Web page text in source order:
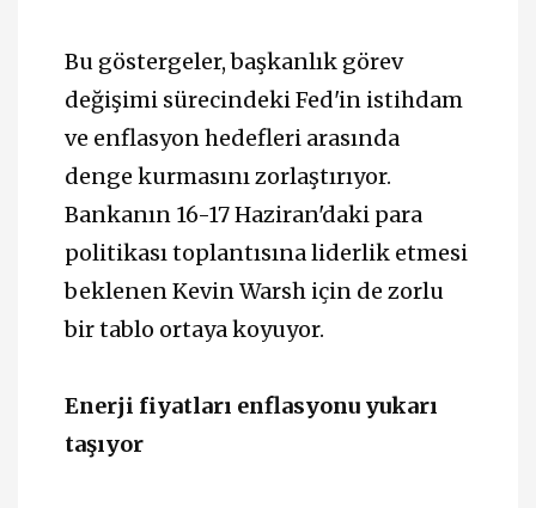
Bu göstergeler, başkanlık görev
değişimi sürecindeki Fed'in istihdam
ve enflasyon hedefleri arasında
denge kurmasını zorlaştırıyor.
Bankanın 16-17 Haziran'daki para
politikası toplantısına liderlik etmesi
beklenen Kevin Warsh için de zorlu
bir tablo ortaya koyuyor.
Enerji fiyatları enflasyonu yukarı
taşıyor